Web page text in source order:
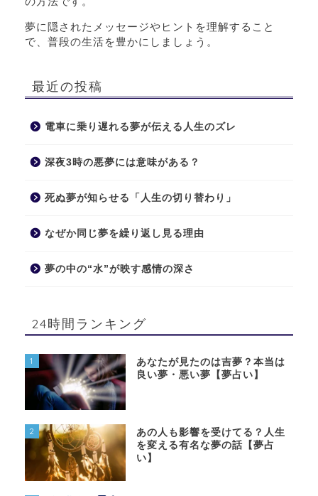
夢に隠されたメッセージやヒントを理解すること
で、普段の生活を豊かにしましょう。
最近の投稿
電車に乗り遅れる夢が伝える人生のズレ
深夜3時の悪夢には意味がある？
死ぬ夢が知らせる「人生の切り替わり」
なぜか同じ夢を繰り返し見る理由
夢の中の“水”が映す感情の深さ
24時間ランキング
1
あなたが見たのは吉夢？本当は
良い夢・悪い夢【夢占い】
2
あの人も影響を受けてる？人生
を変える有名な夢の話【夢占
い】